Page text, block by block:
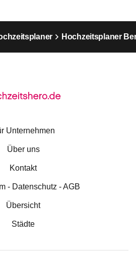
Hochzeitsplaner
Unternehmen
Über uns
Kontakt
- Datenschutz - AGB
Übersicht
Städte